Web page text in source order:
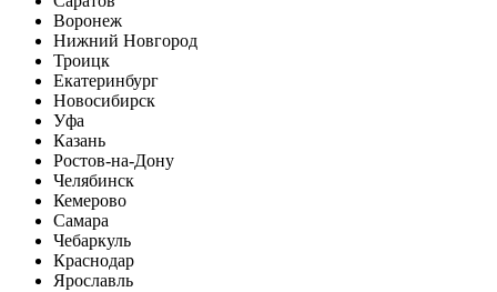
Воронеж
Нижний Новгород
Троицк
Екатеринбург
Новосибирск
Уфа
Казань
Ростов-на-Дону
Челябинск
Кемерово
Самара
Чебаркуль
Краснодар
Ярославль